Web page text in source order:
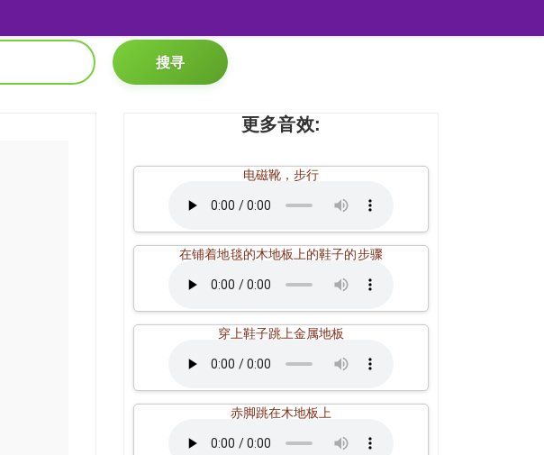
搜寻
更多音效:
电磁靴，步行
在铺着地毯的木地板上的鞋子的步骤
穿上鞋子跳上金属地板
赤脚跳在木地板上